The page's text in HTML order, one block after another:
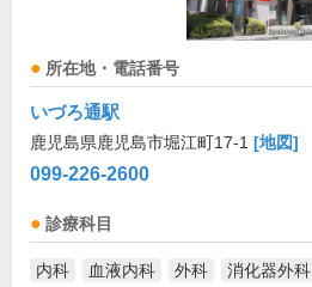
所在地・電話番号
いづろ通駅
鹿児島県鹿児島市堀江町17-1 [地図]
099-226-2600
診療科目
内科 血液内科 外科 消化器外科